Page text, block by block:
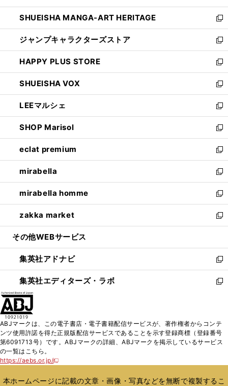
開
く
ウ
で
開
く
し
い
ウ
ィ
ン
ド
ウ
で
開
く
SHUEISHA MANGA-ART HERITAGE
新
し
い
ウ
ィ
ン
ド
ウ
で
開
く
ジャンプキャラクターズストア
新
し
い
ウ
ィ
ン
ド
ウ
で
開
く
HAPPY PLUS STORE
新
し
い
ウ
ィ
ン
ド
ウ
で
開
く
SHUEISHA VOX
新
し
い
ウ
ィ
ン
ド
ウ
で
開
く
LEEマルシェ
新
し
い
ウ
ィ
ン
ド
ウ
で
開
く
SHOP Marisol
新
し
い
ウ
ィ
ン
ド
ウ
で
開
eclat premium
新
し
い
ウ
ィ
ン
ド
ウ
開
く
mirabella
新
し
い
ウ
ィ
ン
ウ
で
開
く
mirabella homme
新
し
い
ウ
ン
ド
ウ
で
zakka market
新
し
ウ
ィ
ン
ド
く
その他WEBサービス
集英社アドナビ
新
し
い
ド
ウ
で
集英社エディターズ・ラボ
新
ィ
ン
ド
開
ABJマークは、この電子書店・電子書籍配信サービスが、著作権者からコンテ
ンツ使用許諾を得た正規版配信サービスであることを示す登録商標（登録番号
第6091713号）です。ABJマークの詳細、ABJマークを掲示しているサービス
の一覧はこちら。
https://aebs.or.jp/
新
い
本ホームページに記載の文章・画像・写真などを無断で複製するこ